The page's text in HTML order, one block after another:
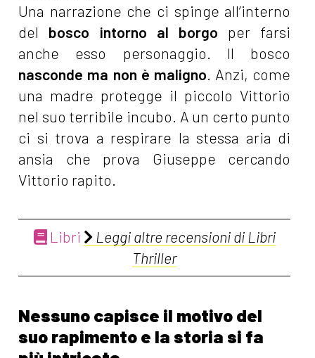
Una narrazione che ci spinge all’interno
del bosco intorno al borgo per farsi
anche esso personaggio. Il bosco
nasconde ma non è maligno. Anzi, come
una madre protegge il piccolo Vittorio
nel suo terribile incubo. A un certo punto
ci si trova a respirare la stessa aria di
ansia che prova Giuseppe cercando
Vittorio rapito.
Libri
Leggi altre recensioni di Libri
Thriller
Nessuno capisce il motivo del
suo rapimento e la storia si fa